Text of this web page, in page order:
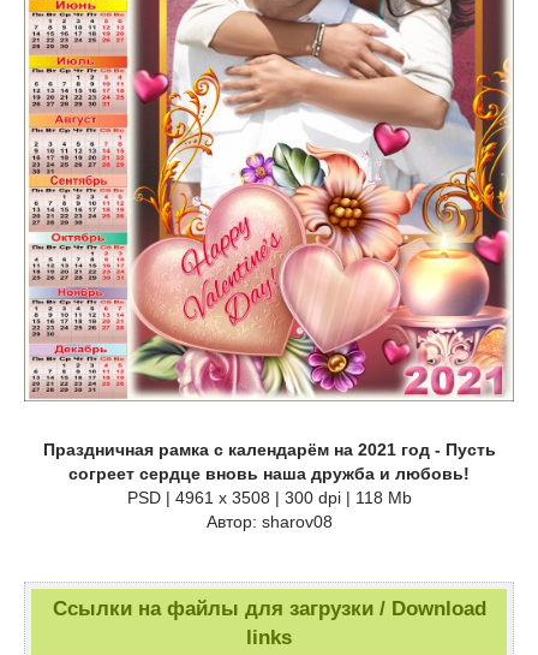
Праздничная рамка с календарём на 2021 год - Пусть
согреет сердце вновь наша дружба и любовь!
PSD | 4961 х 3508 | 300 dpi | 118 Mb
Автор: sharov08
Ссылки на файлы для загрузки / Download
links